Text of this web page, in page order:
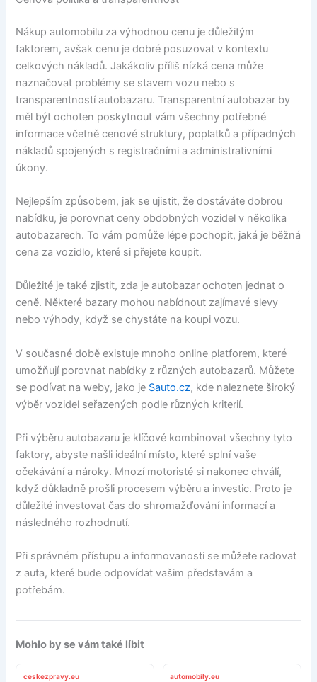
Nákup automobilu za výhodnou cenu je důležitým
faktorem, avšak cenu je dobré posuzovat v kontextu
celkových nákladů. Jakákoliv příliš nízká cena může
naznačovat problémy se stavem vozu nebo s
transparentností autobazaru. Transparentní autobazar by
měl být ochoten poskytnout vám všechny potřebné
informace včetně cenové struktury, poplatků a případných
nákladů spojených s registračními a administrativními
úkony.
Nejlepším způsobem, jak se ujistit, že dostáváte dobrou
nabídku, je porovnat ceny obdobných vozidel v několika
autobazarech. To vám pomůže lépe pochopit, jaká je běžná
cena za vozidlo, které si přejete koupit.
Důležité je také zjistit, zda je autobazar ochoten jednat o
ceně. Některé bazary mohou nabídnout zajímavé slevy
nebo výhody, když se chystáte na koupi vozu.
V současné době existuje mnoho online platforem, které
umožňují porovnat nabídky z různých autobazarů. Můžete
se podívat na weby, jako je Sauto.cz, kde naleznete široký
výběr vozidel seřazených podle různých kriterií.
Při výběru autobazaru je klíčové kombinovat všechny tyto
faktory, abyste našli ideální místo, které splní vaše
očekávání a nároky. Mnozí motoristé si nakonec chválí,
když důkladně prošli procesem výběru a investic. Proto je
důležité investovat čas do shromažďování informací a
následného rozhodnutí.
Při správném přístupu a informovanosti se můžete radovat
z auta, které bude odpovídat vašim představám a
potřebám.
Mohlo by se vám také líbit
ceskezpravy.eu automobily.eu